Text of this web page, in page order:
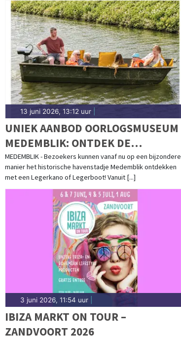
13 juni 2026, 13:12 uur|
UNIEK AANBOD OORLOGSMUSEUM
MEDEMBLIK: ONTDEK DE
GESCHIEDENIS VANUIT EEN
LEGERBOOT OF LEGERKANO
MEDEMBLIK - Bezoekers kunnen vanaf nu op een bijzondere
manier het historische havenstadje Medemblik ontdekken
met een Legerkano of Legerboot! Vanuit [...]
3 juni 2026, 11:54 uur|
IBIZA MARKT ON TOUR –
ZANDVOORT 2026